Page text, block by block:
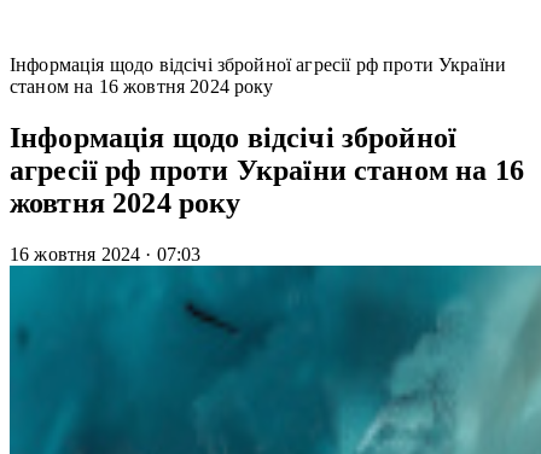
Інформація щодо відсічі збройної агресії рф проти України
станом на 16 жовтня 2024 року
Інформація щодо відсічі збройної
агресії рф проти України станом на 16
жовтня 2024 року
16 жовтня 2024 · 07:03